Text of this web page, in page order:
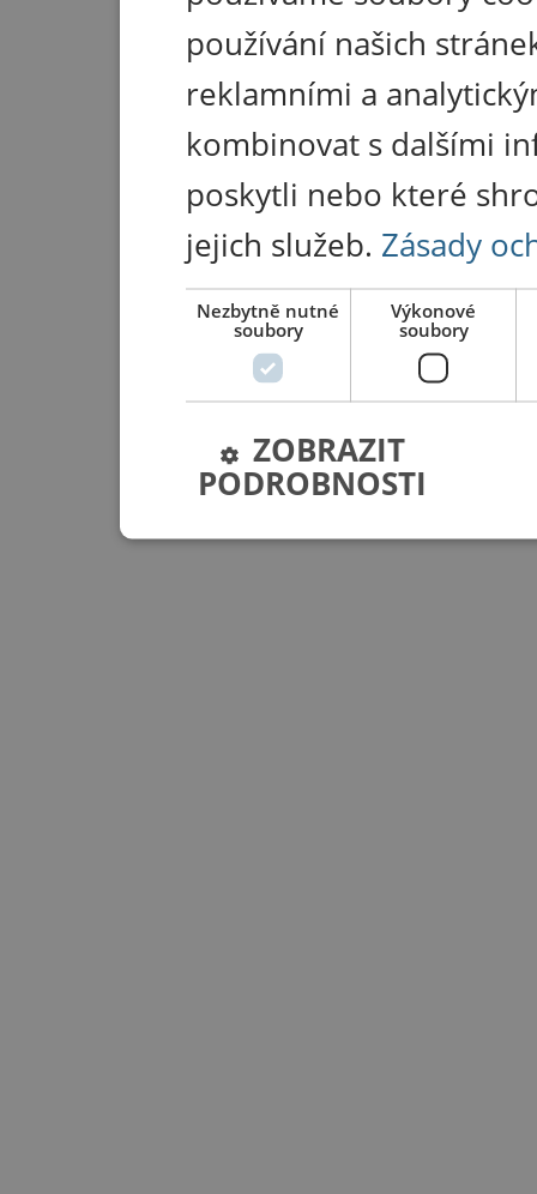
používání našich
reklamními a
kombinovat s dalšími
poskytli nebo které
jejich služeb. Zásady
Nezbytně nutné
soubory
Výkonové
soubory
ZOBRAZIT
PODROBNOSTI